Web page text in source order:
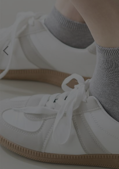
マタニティ
サイズからブラを探す
A65 A70 A75
B65 B75
C65 C70 C75 C80